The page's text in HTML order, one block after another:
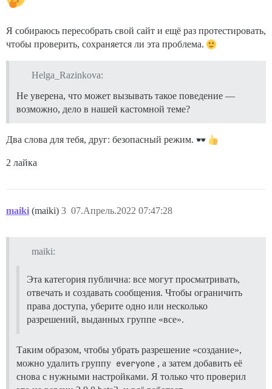
Я собираюсь пересобрать свой сайт и ещё раз протестировать,
чтобы проверить, сохраняется ли эта проблема.
Helga_Razinkova:
Не уверена, что может вызывать такое поведение —
возможно, дело в нашей кастомной теме?
Два слова для тебя, друг: безопасный режим.
2 лайка
maiki (maiki) 07.Апрель.2022 07:47:28
3
maiki:
Эта категория публична: все могут просматривать,
отвечать и создавать сообщения. Чтобы ограничить
права доступа, уберите одно или несколько
разрешений, выданных группе «все».
Таким образом, чтобы убрать разрешение «создание»,
можно удалить группу everyone , а затем добавить её
снова с нужными настройками. Я только что проверил